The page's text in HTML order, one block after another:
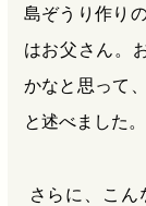
島ぞうり作り
はお父さん。
かなと思って
と述べました。
さらに、こ